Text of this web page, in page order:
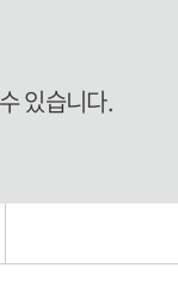
있습니다.